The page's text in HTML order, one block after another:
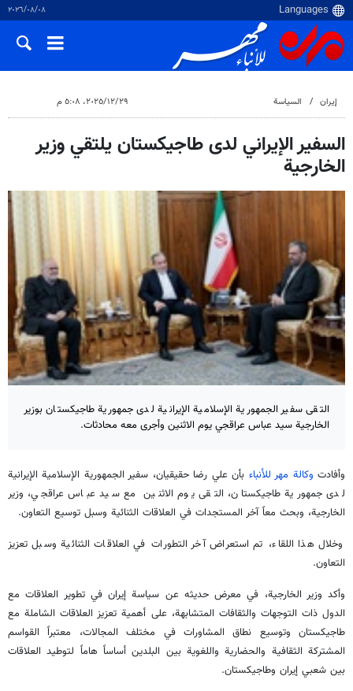
٠٨‏/٠٨‏/٢٠٢٦
إيران السياسة ٢٩‏/١٢‏/٢٠٢٥، ٥:٠٨ م
السفير الإيراني لدى طاجيكستان يلتقي وزير
الخارجية
التقى سفير الجمهورية الإسلامية الإيرانية لدى جمهورية طاجيكستان بوزير
الخارجية سيد عباس عراقجي يوم الاثنين وأجرى معه محادثات.
وأفادت وكالة مهر للأنباء بأن علي رضا حقيقيان، سفير الجمهورية الإسلامية الإيرانية
لدى جمهورية طاجيكستان، التقى يوم الاثنين مع سيد عباس عراقجي، وزير
الخارجية، وبحث معاً آخر المستجدات في العلاقات الثنائية وسبل توسيع التعاون.
وخلال هذا اللقاء، تم استعراض آخر التطورات في العلاقات الثنائية وسبل تعزيز
التعاون.
وأكد وزير الخارجية، في معرض حديثه عن سياسة إيران في تطوير العلاقات مع
الدول ذات التوجهات والثقافات المتشابهة، على أهمية تعزيز العلاقات الشاملة مع
طاجيكستان وتوسيع نطاق المشاورات في مختلف المجالات، معتبراً القواسم
المشتركة الثقافية والحضارية واللغوية بين البلدين أساساً هاماً لتوطيد العلاقات
بين شعبي إيران وطاجيكستان.